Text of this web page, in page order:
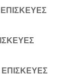
ΕΠΙΣΚΕΥΕΣ